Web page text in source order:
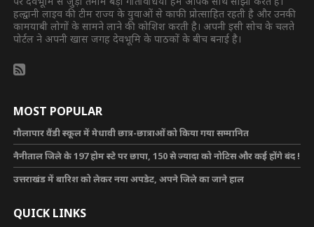
हल्द्वानी लाइव की टीम राज्य के युवाओं से काफी प्रोत्साहित रहती है और उनकी
कामयाबी लोगों के सामने लाने की कोशिश करती है। अपनी इसी सोच के चलते
पोर्टल ने अपनी खास जगह देवभूमि के पाठकों के बीच बनाई है।
MOST POPULAR
गौलापार वैंडी स्कूल में मेधावी छात्र-छात्राओं को किया गया सम्मानित
नैनीताल जिले के 197 होम स्टे पर छापा, 150 से ज्यादा को नोटिस और कई होंगे बंद !
उत्तराखंड में बारिश को लेकर नया अपडेट, अपने जिले का जाने हाल
QUICK LINKS